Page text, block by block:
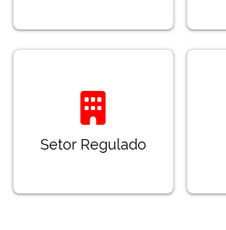
Setor Regulado